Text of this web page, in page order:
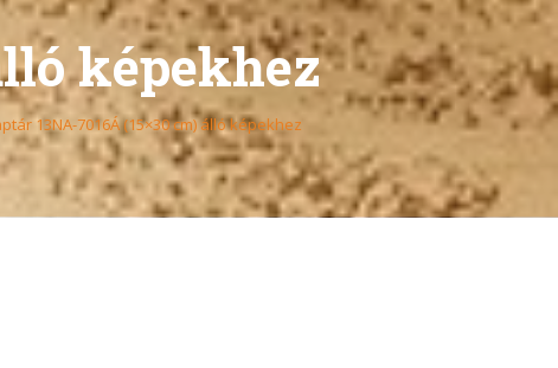
képekhez
13NA-7016Á (15×30 cm) álló képekhez